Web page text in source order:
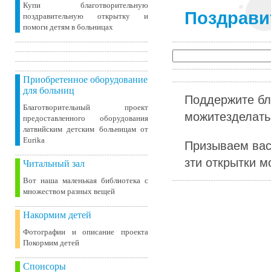
Купи благотворительную
поздравительную открытку и
помоги детям в больницах
Приобретенное оборудование
для больниц
Благотворительный проект
предоставленного оборудования
латвийским детским больницам от
Eurika
Читальный зал
Вот наша маленькая библиотека c
множеством разных вещей
Накормим детей
Фотографии и описание проекта
Покормим детей
Спонсоры
Поддержите
Призываем
зти открытки